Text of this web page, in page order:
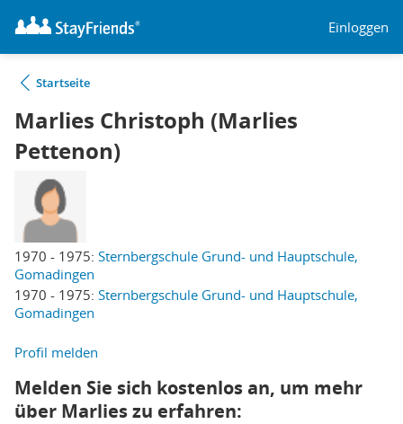
Einloggen
Startseite
Marlies Christoph (Marlies
Pettenon)
1970 - 1975: Sternbergschule Grund- und Hauptschule,
Gomadingen
1970 - 1975: Sternbergschule Grund- und Hauptschule,
Gomadingen
Profil melden
Melden Sie sich kostenlos an, um mehr
über Marlies zu erfahren: